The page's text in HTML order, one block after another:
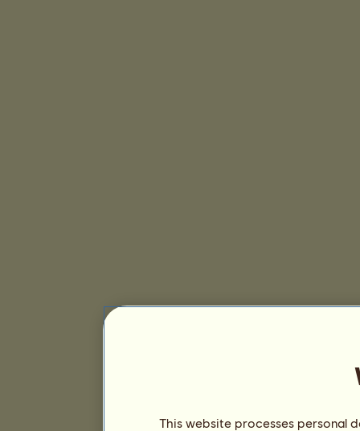
This website processes personal